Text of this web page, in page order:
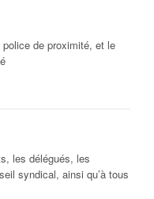
de proximité, et le
les délégués, les
syndical, ainsi qu’à tous